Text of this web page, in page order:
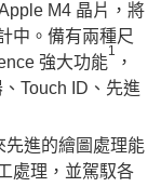
M4 晶片，將
中。備有兩種尺
強大功能
1
，
Touch ID、先進
先進的繪圖處理能
處理，並駕馭各